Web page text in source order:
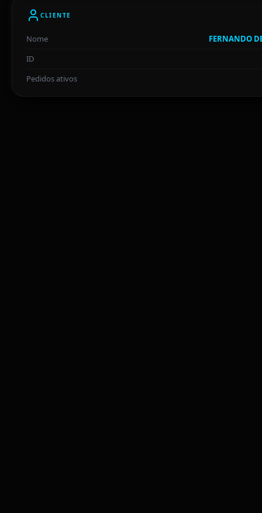
CLIENTE
Nome
FERNANDO
ID
Pedidos ativos